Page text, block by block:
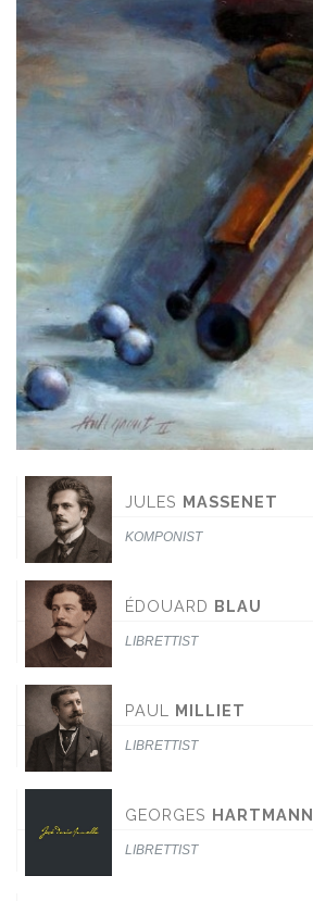
JULES MASSENET
KOMPONIST
ÉDOUARD BLAU
LIBRETTIST
PAUL MILLIET
LIBRETTIST
GEORGES HARTMANN
LIBRETTIST